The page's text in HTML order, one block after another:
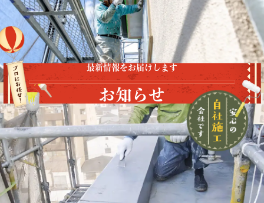
最新情報をお届けします
お知らせ